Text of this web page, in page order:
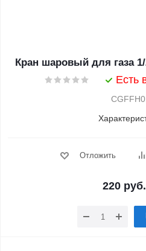
Кран шаровый для газа
Есть
Отложить
220 руб.